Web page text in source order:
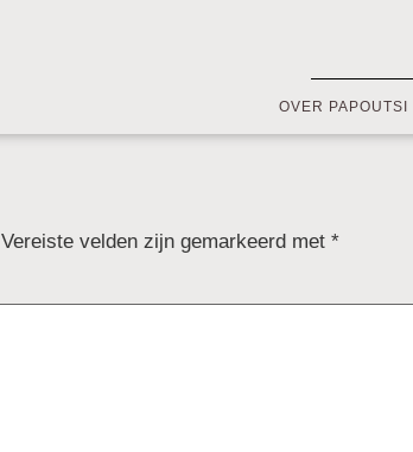
OVER PAPOUTSI
Vereiste velden zijn gemarkeerd met *